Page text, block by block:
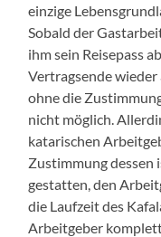
einzige
Sobald der
ihm sein Reisepass
Vertragsende wieder
ohne die
nicht möglich.
katarischen
Zustimmung dessen
gestatten, den
die Laufzeit des
Arbeitgeber